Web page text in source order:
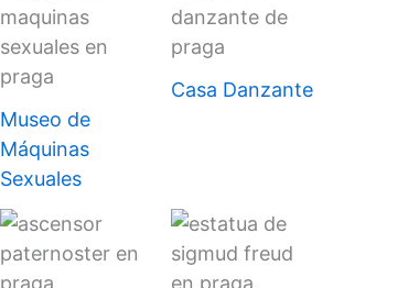
Museo de
Máquinas
Sexuales
Casa Danzante